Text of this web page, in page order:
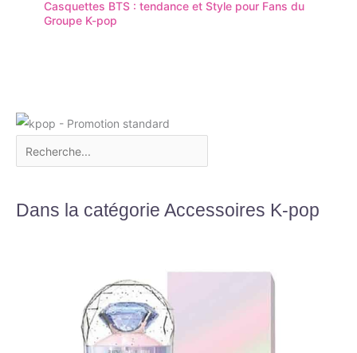
Casquettes BTS : tendance et Style pour Fans du
Groupe K-pop
Dans la catégorie Accessoires K-pop